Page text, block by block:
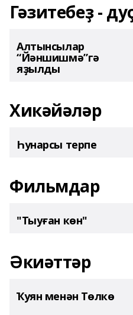
Гәзитебеҙ -
Алтынсылар
“Йәншишмә”гә
яҙылды
Хикәйәләр
Һунарсы терпе
Фильмдар
"Тыуған көн"
Әкиәттәр
Ҡуян менән Төлкө